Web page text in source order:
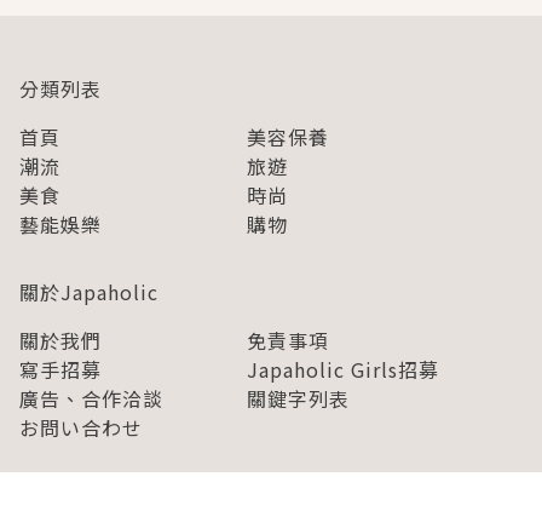
分類列表
首頁
美容保養
潮流
旅遊
美食
時尚
藝能娛樂
購物
關於Japaholic
關於我們
免責事項
寫手招募
Japaholic Girls招募
廣告、合作洽談
關鍵字列表
お問い合わせ